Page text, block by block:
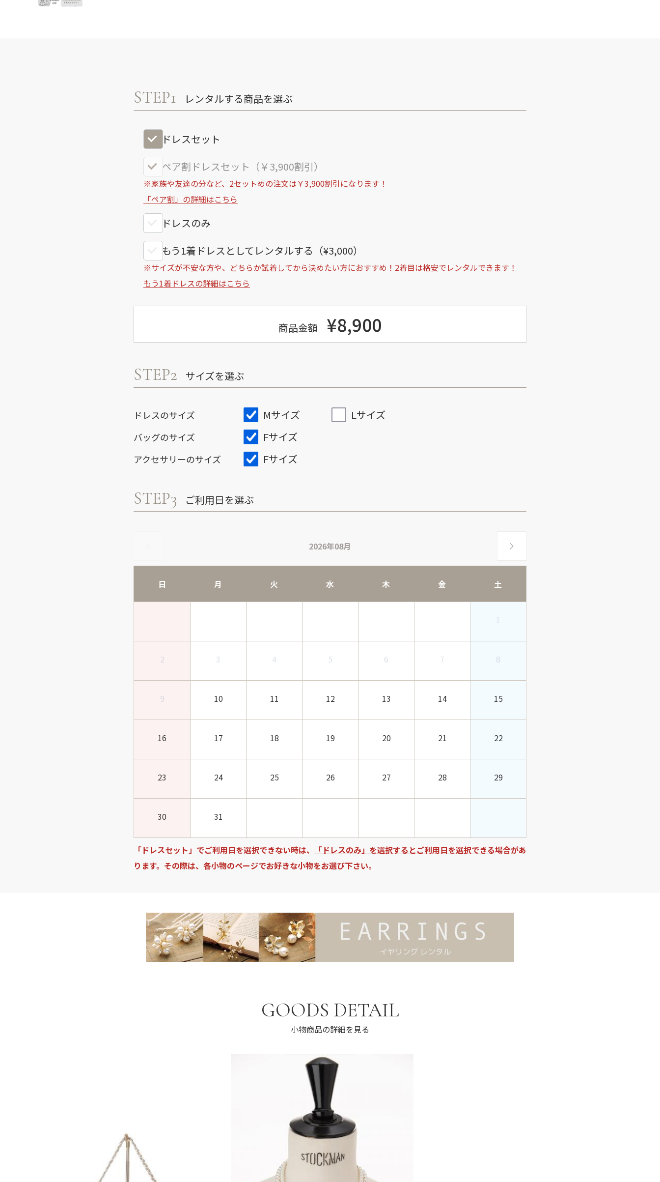
STEP1 レンタルする商品を選ぶ
ドレスセット
ペア割ドレスセット（￥3,900割引）
※家族や友達の分など、2セットめの注文は￥3,900割引になります！
「ペア割」の詳細はこちら
ドレスのみ
もう1着ドレスとしてレンタルする（¥3,000）
※サイズが不安な方や、どちらか試着してから決めたい方におすすめ！2着目は格安でレンタルできます！
もう1着ドレスの詳細はこちら
商品金額 ¥8,900
STEP2 サイズを選ぶ
ドレスのサイズ Mサイズ Lサイズ
バッグのサイズ Fサイズ
アクセサリーのサイズ Fサイズ
STEP3 ご利用日を選ぶ
2026年08月
日 月 火 水 木 金 土
1
2 3 4 5 6 7 8
9 10 11 12 13 14 15
16 17 18 19 20 21 22
23 24 25 26 27 28 29
30 31
「ドレスセット」でご利用日を選択できない時は、 「ドレスのみ」を選択するとご利用日を選択できる場合があ
ります。その際は、各小物のページでお好きな小物をお選び下さい。
GOODS DETAIL
小物商品の詳細を見る